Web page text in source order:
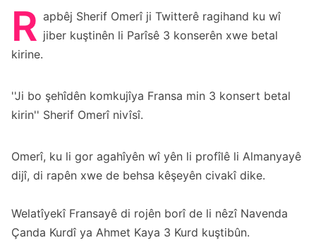
R apbêj Sherif Omerî ji Twitterê ragihand ku wî
jiber kuştinên li Parîsê 3 konserên xwe betal
kirine.
''Ji bo şehîdên komkujîya Fransa min 3 konsert betal
kirin'' Sherif Omerî nivîsî.
Omerî, ku li gor agahîyên wî yên li profîlê li Almanyayê
dijî, di rapên xwe de behsa kêşeyên civakî dike.
Welatîyekî Fransayê di rojên borî de li nêzî Navenda
Çanda Kurdî ya Ahmet Kaya 3 Kurd kuştibûn.